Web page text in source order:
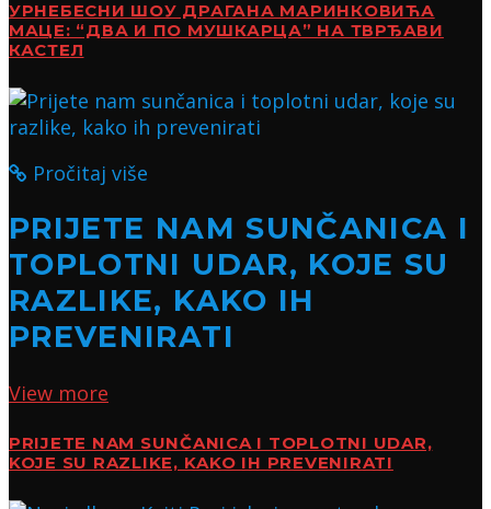
УРНЕБЕСНИ ШОУ ДРАГАНА МАРИНКОВИЋА
МАЦЕ: “ДВА И ПО МУШКАРЦА” НА ТВРЂАВИ
КАСТЕЛ
Pročitaj više
PRIJETE NAM SUNČANICA I
TOPLOTNI UDAR, KOJE SU
RAZLIKE, KAKO IH
PREVENIRATI
View more
PRIJETE NAM SUNČANICA I TOPLOTNI UDAR,
KOJE SU RAZLIKE, KAKO IH PREVENIRATI